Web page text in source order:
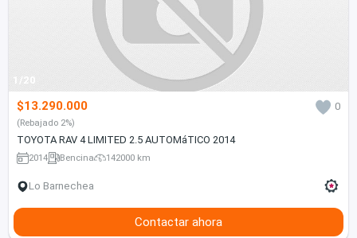
1/20
$13.290.000 0
(Rebajado 2%)
TOYOTA RAV 4 LIMITED 2.5 AUTOMáTICO 2014
2014 Bencina 142000 km
Lo Barnechea
Contactar ahora